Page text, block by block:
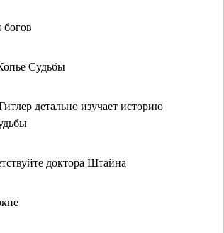
Судьбы
детально изучает историю
доктора Штайна